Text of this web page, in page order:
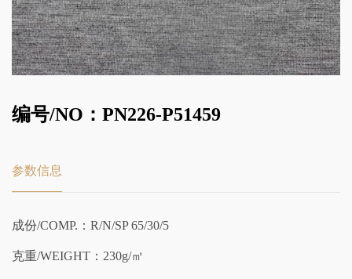
编号/NO：PN226-P51459
参数信息
成份/COMP.：R/N/SP 65/30/5
克重/WEIGHT：230g/㎡